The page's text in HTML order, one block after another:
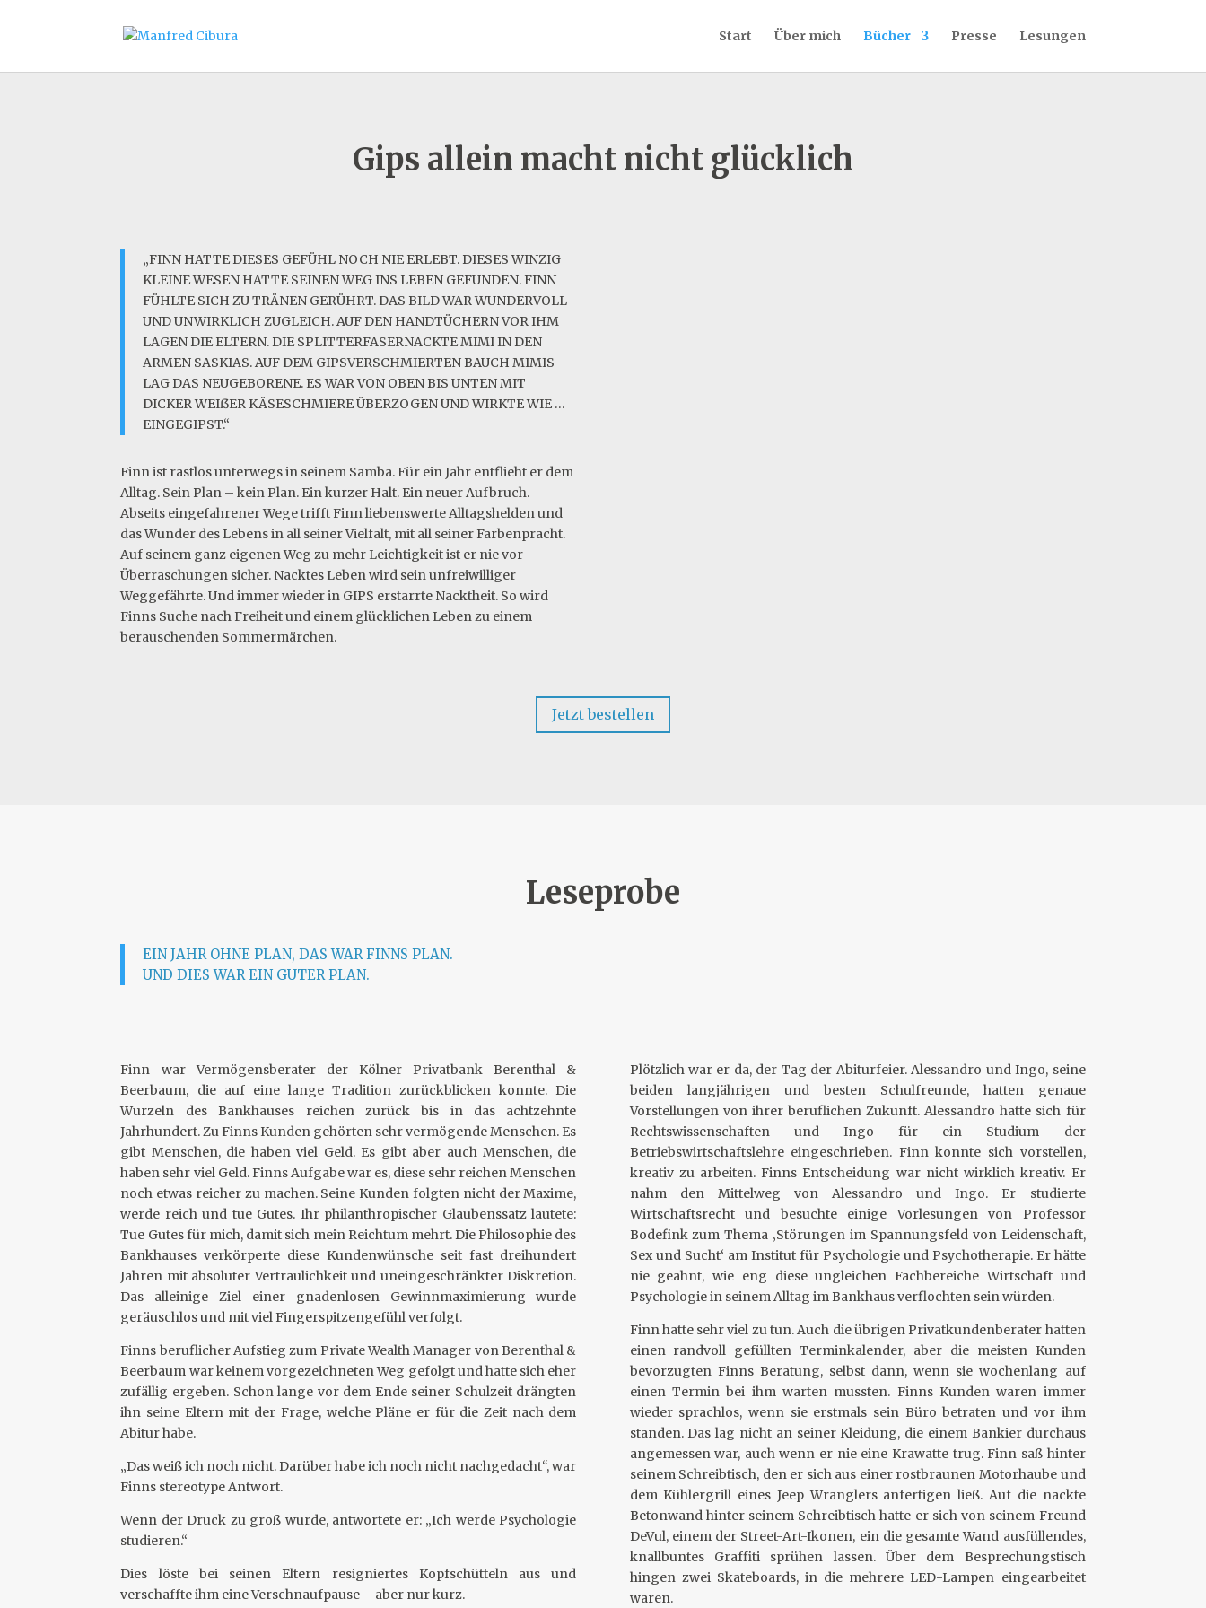
Start Über mich Bücher Presse Lesungen
Gips allein macht nicht glücklich
„FINN HATTE DIESES GEFÜHL NOCH NIE ERLEBT. DIESES WINZIG
KLEINE WESEN HATTE SEINEN WEG INS LEBEN GEFUNDEN. FINN
FÜHLTE SICH ZU TRÄNEN GERÜHRT. DAS BILD WAR WUNDERVOLL
UND UNWIRKLICH ZUGLEICH. AUF DEN HANDTÜCHERN VOR IHM
LAGEN DIE ELTERN. DIE SPLITTERFASERNACKTE MIMI IN DEN
ARMEN SASKIAS. AUF DEM GIPSVERSCHMIERTEN BAUCH MIMIS
LAG DAS NEUGEBORENE. ES WAR VON OBEN BIS UNTEN MIT
DICKER WEIßER KÄSESCHMIERE ÜBERZOGEN UND WIRKTE WIE …
EINGEGIPST.“
Finn ist rastlos unterwegs in seinem Samba. Für ein Jahr entflieht er dem
Alltag. Sein Plan – kein Plan. Ein kurzer Halt. Ein neuer Aufbruch.
Abseits eingefahrener Wege trifft Finn liebenswerte Alltagshelden und
das Wunder des Lebens in all seiner Vielfalt, mit all seiner Farbenpracht.
Auf seinem ganz eigenen Weg zu mehr Leichtigkeit ist er nie vor
Überraschungen sicher. Nacktes Leben wird sein unfreiwilliger
Weggefährte. Und immer wieder in GIPS erstarrte Nacktheit. So wird
Finns Suche nach Freiheit und einem glücklichen Leben zu einem
berauschenden Sommermärchen.
Jetzt bestellen
Leseprobe
EIN JAHR OHNE PLAN, DAS WAR FINNS PLAN.
UND DIES WAR EIN GUTER PLAN.
Finn war Vermögensberater der Kölner Privatbank Berenthal &
Beerbaum, die auf eine lange Tradition zurückblicken konnte. Die
Wurzeln des Bankhauses reichen zurück bis in das achtzehnte
Jahrhundert. Zu Finns Kunden gehörten sehr vermögende Menschen. Es
gibt Menschen, die haben viel Geld. Es gibt aber auch Menschen, die
haben sehr viel Geld. Finns Aufgabe war es, diese sehr reichen Menschen
noch etwas reicher zu machen. Seine Kunden folgten nicht der Maxime,
werde reich und tue Gutes. Ihr philanthropischer Glaubenssatz lautete:
Tue Gutes für mich, damit sich mein Reichtum mehrt. Die Philosophie des
Bankhauses verkörperte diese Kundenwünsche seit fast dreihundert
Jahren mit absoluter Vertraulichkeit und uneingeschränkter Diskretion.
Das alleinige Ziel einer gnadenlosen Gewinnmaximierung wurde
geräuschlos und mit viel Fingerspitzengefühl verfolgt.
Finns beruflicher Aufstieg zum Private Wealth Manager von Berenthal &
Beerbaum war keinem vorgezeichneten Weg gefolgt und hatte sich eher
zufällig ergeben. Schon lange vor dem Ende seiner Schulzeit drängten
ihn seine Eltern mit der Frage, welche Pläne er für die Zeit nach dem
Abitur habe.
„Das weiß ich noch nicht. Darüber habe ich noch nicht nachgedacht“, war
Finns stereotype Antwort.
Wenn der Druck zu groß wurde, antwortete er: „Ich werde Psychologie
studieren.“
Dies löste bei seinen Eltern resigniertes Kopfschütteln aus und
verschaffte ihm eine Verschnaufpause – aber nur kurz.
Plötzlich war er da, der Tag der Abiturfeier. Alessandro und Ingo, seine
beiden langjährigen und besten Schulfreunde, hatten genaue
Vorstellungen von ihrer beruflichen Zukunft. Alessandro hatte sich für
Rechtswissenschaften und Ingo für ein Studium der
Betriebswirtschaftslehre eingeschrieben. Finn konnte sich vorstellen,
kreativ zu arbeiten. Finns Entscheidung war nicht wirklich kreativ. Er
nahm den Mittelweg von Alessandro und Ingo. Er studierte
Wirtschaftsrecht und besuchte einige Vorlesungen von Professor
Bodefink zum Thema ‚Störungen im Spannungsfeld von Leidenschaft,
Sex und Sucht‘ am Institut für Psychologie und Psychotherapie. Er hätte
nie geahnt, wie eng diese ungleichen Fachbereiche Wirtschaft und
Psychologie in seinem Alltag im Bankhaus verflochten sein würden.
Finn hatte sehr viel zu tun. Auch die übrigen Privatkundenberater hatten
einen randvoll gefüllten Terminkalender, aber die meisten Kunden
bevorzugten Finns Beratung, selbst dann, wenn sie wochenlang auf
einen Termin bei ihm warten mussten. Finns Kunden waren immer
wieder sprachlos, wenn sie erstmals sein Büro betraten und vor ihm
standen. Das lag nicht an seiner Kleidung, die einem Bankier durchaus
angemessen war, auch wenn er nie eine Krawatte trug. Finn saß hinter
seinem Schreibtisch, den er sich aus einer rostbraunen Motorhaube und
dem Kühlergrill eines Jeep Wranglers anfertigen ließ. Auf die nackte
Betonwand hinter seinem Schreibtisch hatte er sich von seinem Freund
DeVul, einem der Street-Art-Ikonen, ein die gesamte Wand ausfüllendes,
knallbuntes Graffiti sprühen lassen. Über dem Besprechungstisch
hingen zwei Skateboards, in die mehrere LED-Lampen eingearbeitet
waren.